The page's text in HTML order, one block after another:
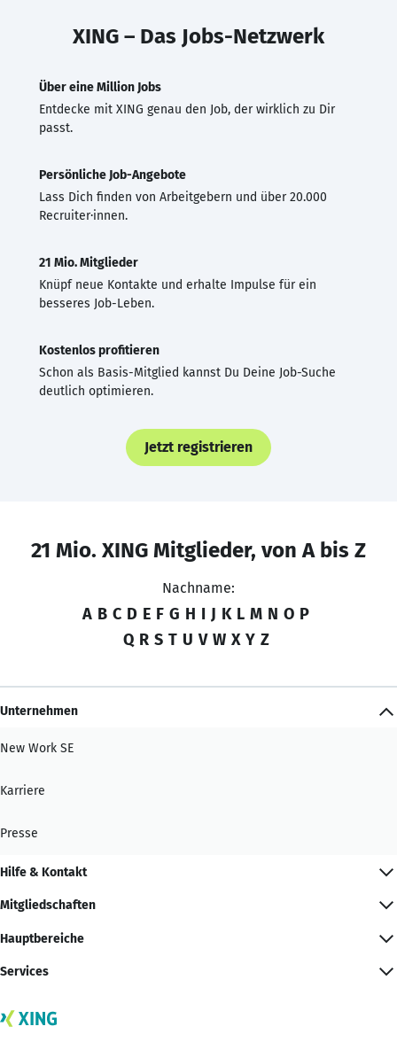
XING – Das Jobs-Netzwerk
Über eine Million Jobs
Entdecke mit XING genau den Job, der wirklich zu Dir
passt.
Persönliche Job-Angebote
Lass Dich finden von Arbeitgebern und über 20.000
Recruiter·innen.
21 Mio. Mitglieder
Knüpf neue Kontakte und erhalte Impulse für ein
besseres Job-Leben.
Kostenlos profitieren
Schon als Basis-Mitglied kannst Du Deine Job-Suche
deutlich optimieren.
Jetzt registrieren
21 Mio. XING Mitglieder, von A bis Z
Nachname:
A B C D E F G H I J K L M N O P
Q R S T U V W X Y Z
Unternehmen
New Work SE
Karriere
Presse
Hilfe & Kontakt
Mitgliedschaften
Hauptbereiche
Services